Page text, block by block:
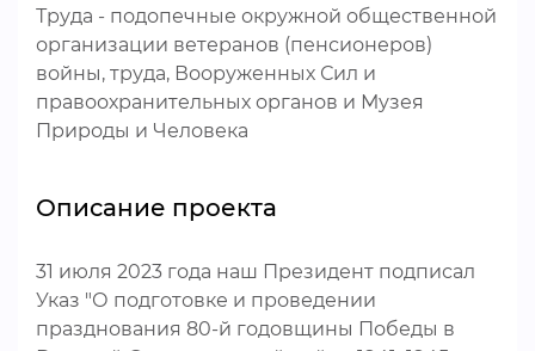
Труда - подопечные окружной общественной
организации ветеранов (пенсионеров)
войны, труда, Вооруженных Сил и
правоохранительных органов и Музея
Природы и Человека
Описание проекта
31 июля 2023 года наш Президент подписал
Указ "О подготовке и проведении
празднования 80-й годовщины Победы в